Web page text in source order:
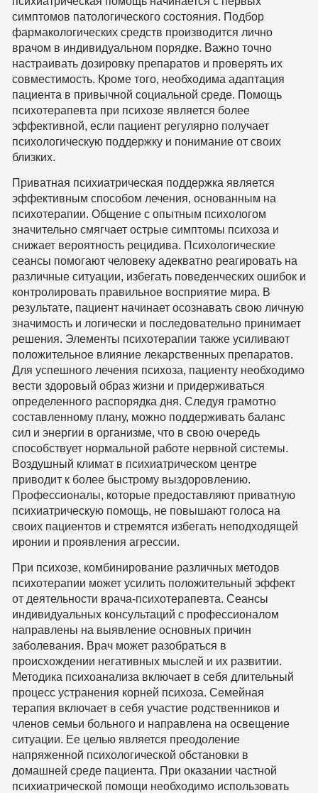
симптомов патологического состояния. Подбор
фармакологических средств производится лично
врачом в индивидуальном порядке. Важно точно
настраивать дозировку препаратов и проверять их
совместимость. Кроме того, необходима адаптация
пациента в привычной социальной среде. Помощь
психотерапевта при психозе является более
эффективной, если пациент регулярно получает
психологическую поддержку и понимание от своих
близких.
Приватная психиатрическая поддержка является
эффективным способом лечения, основанным на
психотерапии. Общение с опытным психологом
значительно смягчает острые симптомы психоза и
снижает вероятность рецидива. Психологические
сеансы помогают человеку адекватно реагировать на
различные ситуации, избегать поведенческих ошибок и
контролировать правильное восприятие мира. В
результате, пациент начинает осознавать свою личную
значимость и логически и последовательно принимает
решения. Элементы психотерапии также усиливают
положительное влияние лекарственных препаратов.
Для успешного лечения психоза, пациенту необходимо
вести здоровый образ жизни и придерживаться
определенного распорядка дня. Следуя грамотно
составленному плану, можно поддерживать баланс
сил и энергии в организме, что в свою очередь
способствует нормальной работе нервной системы.
Воздушный климат в психиатрическом центре
приводит к более быстрому выздоровлению.
Профессионалы, которые предоставляют приватную
психиатрическую помощь, не повышают голоса на
своих пациентов и стремятся избегать неподходящей
иронии и проявления агрессии.
При психозе, комбинирование различных методов
психотерапии может усилить положительный эффект
от деятельности врача-психотерапевта. Сеансы
индивидуальных консультаций с профессионалом
направлены на выявление основных причин
заболевания. Врач может разобраться в
происхождении негативных мыслей и их развитии.
Методика психоанализа включает в себя длительный
процесс устранения корней психоза. Семейная
терапия включает в себя участие родственников и
членов семьи больного и направлена на освещение
ситуации. Ее целью является преодоление
напряженной психологической обстановки в
домашней среде пациента. При оказании частной
психиатрической помощи необходимо использовать